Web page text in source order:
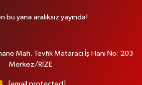
bu yana aralıksız yayında!
Mah. Tevfik Mataracı İş Hanı No: 203
Merkez/RİZE